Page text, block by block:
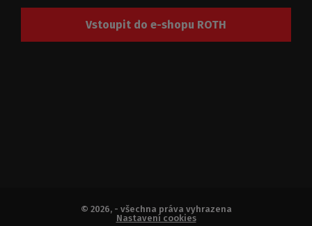
Vstoupit do e-shopu ROTH
© 2026, - všechna práva vyhrazena
Nastavení cookies